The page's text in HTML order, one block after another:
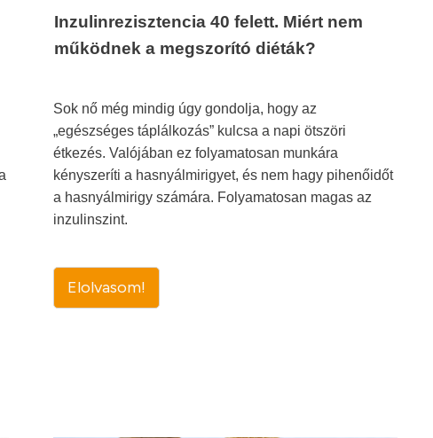
Inzulinrezisztencia 40 felett. Miért nem
működnek a megszorító diéták?
Sok nő még mindig úgy gondolja, hogy az
„egészséges táplálkozás” kulcsa a napi ötszöri
étkezés. Valójában ez folyamatosan munkára
kényszeríti a hasnyálmirigyet, és nem hagy pihenőidőt
a hasnyálmirigy számára. Folyamatosan magas az
inzulinszint.
Elolvasom!